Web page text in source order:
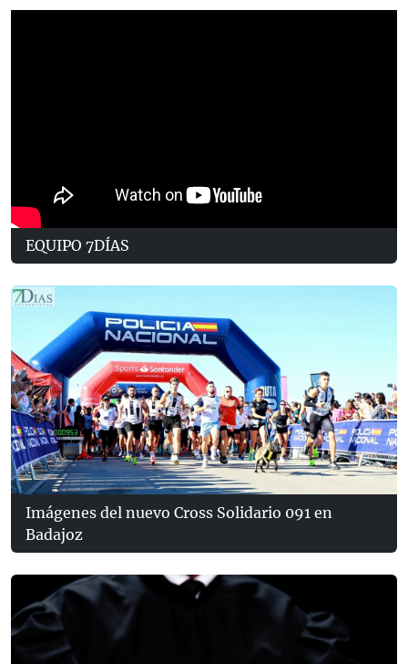
EQUIPO 7DÍAS
Imágenes del nuevo Cross Solidario 091 en
Badajoz